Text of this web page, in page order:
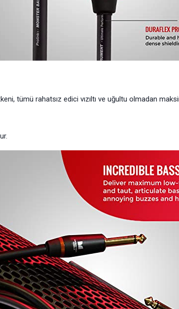
tümü rahatsız edici vızıltı ve uğultu olmadan